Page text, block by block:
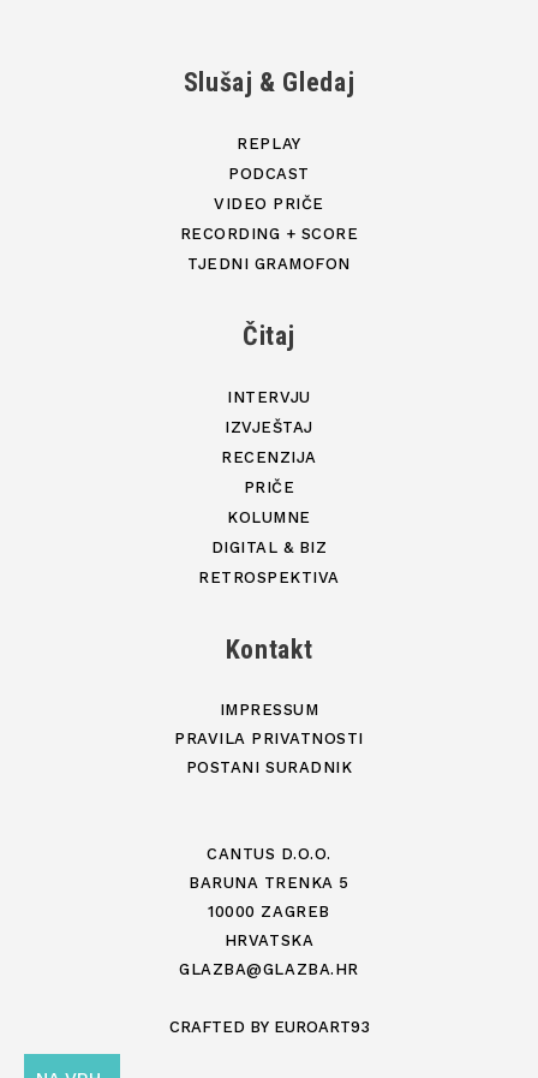
Slušaj & Gledaj
REPLAY
PODCAST
VIDEO PRIČE
RECORDING + SCORE
TJEDNI GRAMOFON
Čitaj
INTERVJU
IZVJEŠTAJ
RECENZIJA
PRIČE
KOLUMNE
DIGITAL & BIZ
RETROSPEKTIVA
Kontakt
IMPRESSUM
PRAVILA PRIVATNOSTI
POSTANI SURADNIK
CANTUS D.O.O.
BARUNA TRENKA 5
10000 ZAGREB
HRVATSKA
GLAZBA@GLAZBA.HR
CRAFTED BY EUROART93